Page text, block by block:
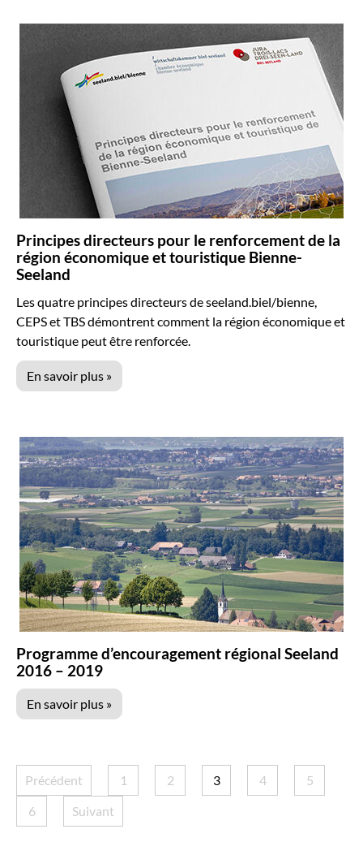
Principes directeurs pour le renforcement de la
région économique et touristique Bienne-
Seeland
Les quatre principes directeurs de seeland.biel/bienne,
CEPS et TBS démontrent comment la région économique et
touristique peut être renforcée.
En savoir plus »
Programme d’encouragement régional Seeland
2016 – 2019
En savoir plus »
Précédent 1 2 3 4
5
6
Suivant